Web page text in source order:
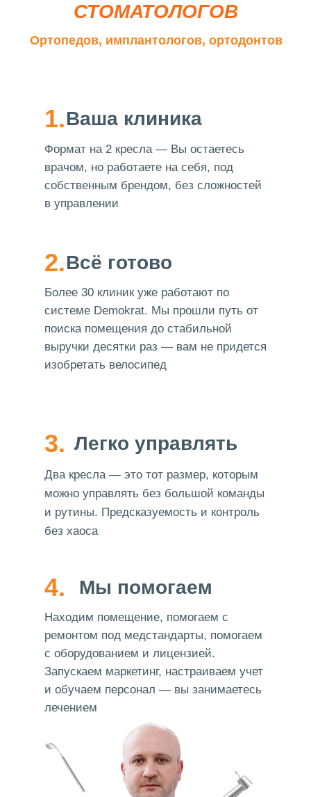
Ортопедов, имплантологов, ортодонтов
1.Ваша клиника
Формат на 2 кресла — Вы остаетесь
врачом, но работаете на себя, под
собственным брендом, без сложностей
в управлении
2.Всё готово
Более 30 клиник уже работают по
системе Demokrat. Мы прошли путь от
поиска помещения до стабильной
выручки десятки раз — вам не придется
изобретать велосипед
3. Легко управлять
Два кресла — это тот размер, которым
можно управлять без большой команды
и рутины. Предсказуемость и контроль
без хаоса
4. Мы помогаем
Находим помещение, помогаем с
ремонтом под медстандарты, помогаем
с оборудованием и лицензией.
Запускаем маркетинг, настраиваем учет
и обучаем персонал — вы занимаетесь
лечением
СТОМАТОЛОГОВ